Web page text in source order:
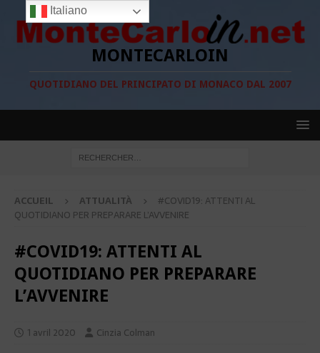
MONTECARLOIN
QUOTIDIANO DEL PRINCIPATO DI MONACO DAL 2007
ACCUEIL ATTUALITÀ
#COVID19: ATTENTI AL
QUOTIDIANO PER PREPARARE L’AVVENIRE
#COVID19: ATTENTI AL
QUOTIDIANO PER PREPARARE
L’AVVENIRE
1 avril 2020 Cinzia Colman
Italiano